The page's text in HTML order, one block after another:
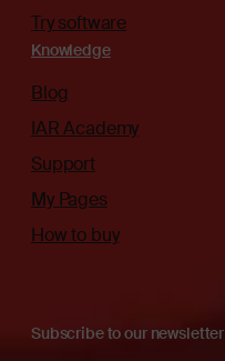
Try software
Knowledge
Blog
IAR Academy
Support
My Pages
How to buy
Subscribe to our newsletter